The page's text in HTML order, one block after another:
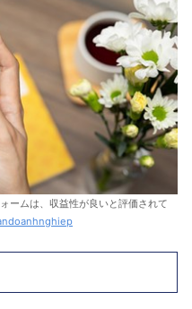
ームは、収益性が良いと評価されて